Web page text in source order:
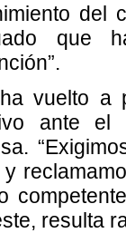
del
que
vuelto a
ante
y
resulta